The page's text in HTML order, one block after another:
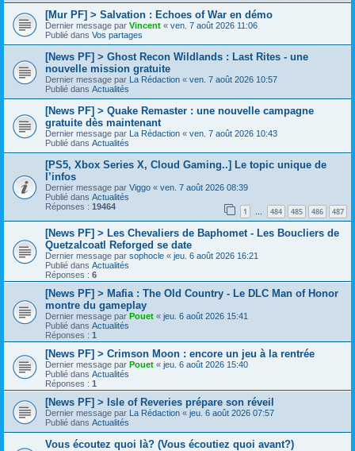
[Mur PF] > Salvation : Echoes of War en démo
Dernier message par Vincent « ven. 7 août 2026 11:06
Publié dans Vos partages
[News PF] > Ghost Recon Wildlands : Last Rites - une
nouvelle mission gratuite
Dernier message par La Rédaction « ven. 7 août 2026 10:57
Publié dans Actualités
[News PF] > Quake Remaster : une nouvelle campagne
gratuite dès maintenant
Dernier message par La Rédaction « ven. 7 août 2026 10:43
Publié dans Actualités
[PS5, Xbox Series X, Cloud Gaming..] Le topic unique de
l’infos
Dernier message par Viggo « ven. 7 août 2026 08:39
Publié dans Actualités
Réponses : 19464 1 … 484 485 486 487
[News PF] > Les Chevaliers de Baphomet - Les Boucliers de
Quetzalcoatl Reforged se date
Dernier message par sophocle « jeu. 6 août 2026 16:21
Publié dans Actualités
Réponses : 6
[News PF] > Mafia : The Old Country - Le DLC Man of Honor
montre du gameplay
Dernier message par Pouet « jeu. 6 août 2026 15:41
Publié dans Actualités
Réponses : 1
[News PF] > Crimson Moon : encore un jeu à la rentrée
Dernier message par Pouet « jeu. 6 août 2026 15:40
Publié dans Actualités
Réponses : 1
[News PF] > Isle of Reveries prépare son réveil
Dernier message par La Rédaction « jeu. 6 août 2026 07:57
Publié dans Actualités
Vous écoutez quoi là? (Vous écoutiez quoi avant?)